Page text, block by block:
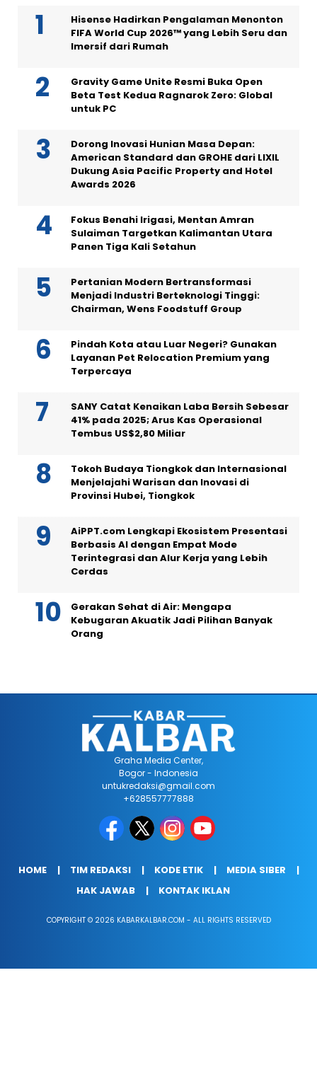
Hisense Hadirkan Pengalaman Menonton
FIFA World Cup 2026™ yang Lebih Seru dan
Imersif dari Rumah
Gravity Game Unite Resmi Buka Open
Beta Test Kedua Ragnarok Zero: Global
untuk PC
Dorong Inovasi Hunian Masa Depan:
American Standard dan GROHE dari LIXIL
Dukung Asia Pacific Property and Hotel
Awards 2026
Fokus Benahi Irigasi, Mentan Amran
Sulaiman Targetkan Kalimantan Utara
Panen Tiga Kali Setahun
Pertanian Modern Bertransformasi
Menjadi Industri Berteknologi Tinggi:
Chairman, Wens Foodstuff Group
Pindah Kota atau Luar Negeri? Gunakan
Layanan Pet Relocation Premium yang
Terpercaya
SANY Catat Kenaikan Laba Bersih Sebesar
41% pada 2025; Arus Kas Operasional
Tembus US$2,80 Miliar
Tokoh Budaya Tiongkok dan Internasional
Menjelajahi Warisan dan Inovasi di
Provinsi Hubei, Tiongkok
AiPPT.com Lengkapi Ekosistem Presentasi
Berbasis AI dengan Empat Mode
Terintegrasi dan Alur Kerja yang Lebih
Cerdas
Gerakan Sehat di Air: Mengapa
Kebugaran Akuatik Jadi Pilihan Banyak
Orang
Graha Media Center,
Bogor - Indonesia
untukredaksi@gmail.com
+628557777888
HOME TIM REDAKSI KODE ETIK
MEDIA SIBER
HAK JAWAB
KONTAK IKLAN
COPYRIGHT © 2026 KABARKALBAR.COM - ALL RIGHTS RESERVED